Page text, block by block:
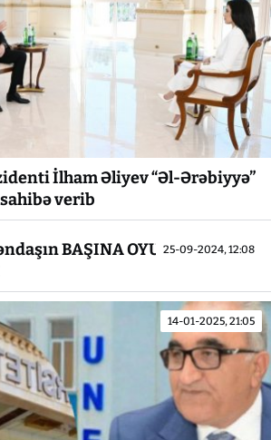
İlham Əliyev “Əl-Ərəbiyyə”
verib
25-09-2024, 12:08
BAŞINA OYUN AÇIRLAR...
14-01-2025, 21:05